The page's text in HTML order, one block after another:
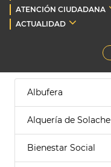
ATENCIÓN CIUDADANA
ACTUALIDAD
Albufera
Alquería de Solache
Bienestar Social